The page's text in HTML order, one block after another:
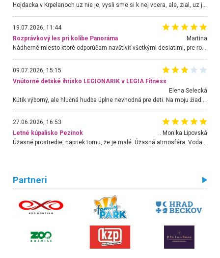
Hojdacka v Krpelanoch uz nie je, vysli sme si k nej vcera, ale, zial, uz je znicena. Ak sem planujete cestu len kvoli hojdacke, mozete si ju usetrit. Krasny vyhlad je tu vsak aj bez hojdacky :-)
19.07.2026, 11:44
Rozprávkový les pri kolibe Panoráma
Martina
Nádherné miesto ktoré odporúčam navštíviť všetkými desiatimi, pre rodiny s deťmi, dôchodcom... Proste a jednoducho ozaj rozprávkový les.. určite ešte prídeme. Odniesli sme si na pamiatku krásne tričká,
09.07.2026, 15:15
Vnútorné detské ihrisko LEGIONARIK v LEGIA Fitness
Elena Selecká
27.06.2026, 16:53
Letné kúpalisko Pezinok
. Monika Lipovská
Úžasné prostredie, napriek tomu, že je malé. Úžasná atmosféra. Voda fantastická a nádherná. Ľudí je pomerne veľa, ale su mili a ohľaduplní. Je veľmi zaujímavé sledovať, ako dokážu spolu športovať cudzí ľudia a bez ohľadu na vek. Vládne tu pohoda. Vnuka neviem dostať z vody. Ďakujem za krásny deň . Urcite sa sem vrátim. Jediný problém je s parkovaním, ale aj ten sa mi podarilo vyriešiť. Monika Bratislava
Partneri